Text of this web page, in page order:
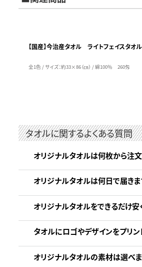
【国産】今治産タオル ライトフェイスタオ
全1色 / サイズ：約33×86（㎝） / 綿100％ 260匁
タオルに関するよくある質問
オリジナルタオルは何枚から注
オリジナルタオルは何日で届きま
オリジナルタオルをできるだけ安
タオルにロゴやデザインをプリン
オリジナルタオルの素材は選べ